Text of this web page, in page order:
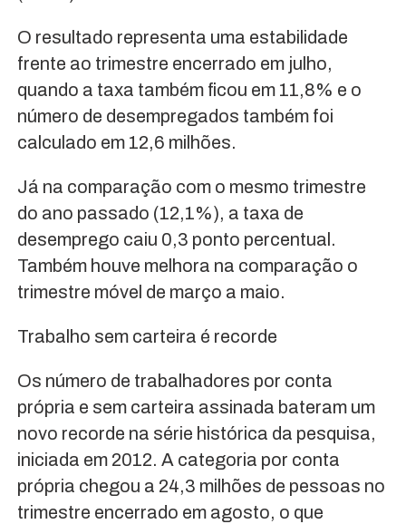
O resultado representa uma estabilidade
frente ao trimestre encerrado em julho,
quando a taxa também ficou em 11,8% e o
número de desempregados também foi
calculado em 12,6 milhões.
Já na comparação com o mesmo trimestre
do ano passado (12,1%), a taxa de
desemprego caiu 0,3 ponto percentual.
Também houve melhora na comparação o
trimestre móvel de março a maio.
Trabalho sem carteira é recorde
Os número de trabalhadores por conta
própria e sem carteira assinada bateram um
novo recorde na série histórica da pesquisa,
iniciada em 2012. A categoria por conta
própria chegou a 24,3 milhões de pessoas no
trimestre encerrado em agosto, o que